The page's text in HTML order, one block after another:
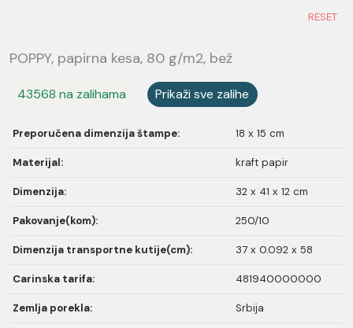
RESET
POPPY, papirna kesa, 80 g/m2, bež
43568 na zalihama Prikaži sve zalihe
Preporučena dimenzija štampe: 18 x 15 cm
Materijal: kraft papir
Dimenzija: 32 x 41 x 12 cm
Pakovanje(kom): 250/10
Dimenzija transportne kutije(cm): 37 x 0.092 x 58
Carinska tarifa: 481940000000
Zemlja porekla: Srbija